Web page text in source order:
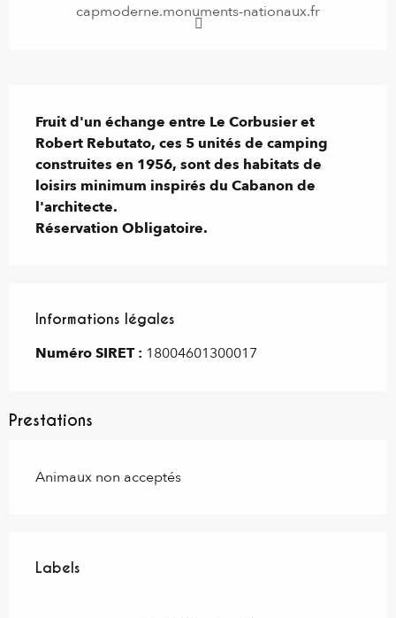
capmoderne.monuments-nationaux.fr
Fruit d'un échange entre Le Corbusier et
Robert Rebutato, ces 5 unités de camping
construites en 1956, sont des habitats de
loisirs minimum inspirés du Cabanon de
l'architecte.
Réservation Obligatoire.
Informations légales
Informations légales
Numéro SIRET : 18004601300017
Prestations
Animaux non acceptés
Labels
Labels